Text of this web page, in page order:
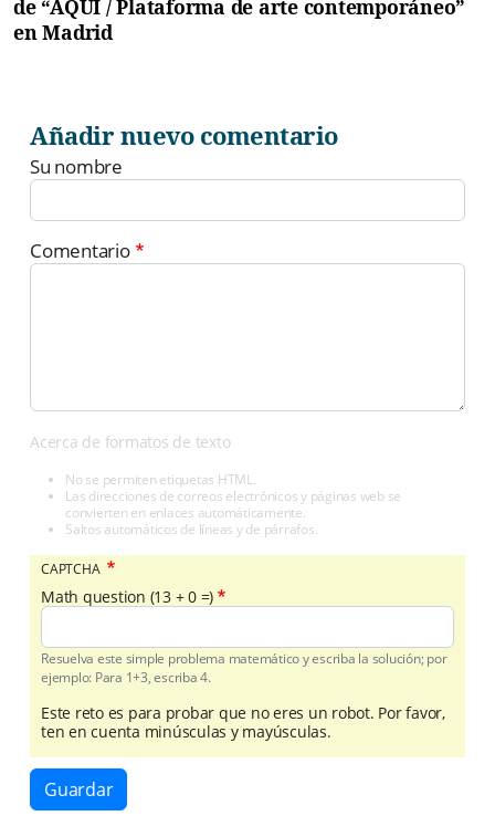
de “AQUÍ / Plataforma de arte contemporáneo”
en Madrid
Añadir nuevo comentario
Su nombre
Comentario
Acerca de formatos de texto
No se permiten etiquetas HTML.
Las direcciones de correos electrónicos y páginas web se
convierten en enlaces automáticamente.
Saltos automáticos de líneas y de párrafos.
CAPTCHA
Math question (13 + 0 =)
Resuelva este simple problema matemático y escriba la solución; por
ejemplo: Para 1+3, escriba 4.
Este reto es para probar que no eres un robot. Por favor,
ten en cuenta minúsculas y mayúsculas.
Guardar